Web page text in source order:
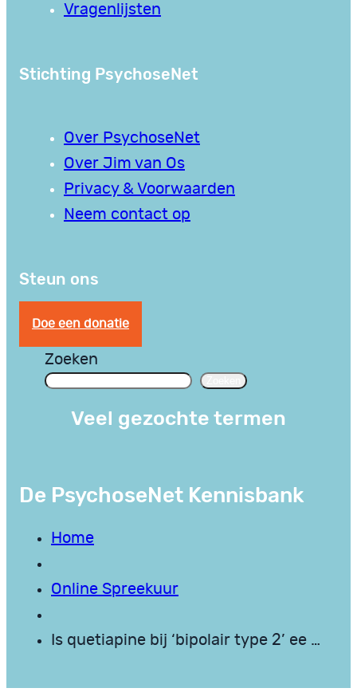
Vragenlijsten
Stichting PsychoseNet
Over PsychoseNet
Over Jim van Os
Privacy & Voorwaarden
Neem contact op
Steun ons
Doe een donatie
Zoeken
Veel gezochte termen
De PsychoseNet Kennisbank
Home
Online Spreekuur
Is quetiapine bij ‘bipolair type 2’ ee …